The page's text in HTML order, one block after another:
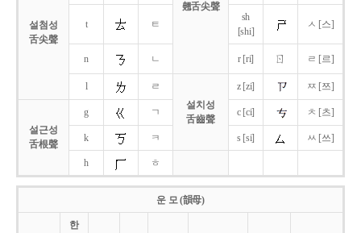
翹舌尖聲
설첨성
舌尖聲
t ㅌ
sh
[shi]
ㅅ [스]
n ㄴ r [ri] ㄖ ㄹ [르]
l
ㄹ
설치성
舌齒聲
z [zi] ㅉ [쯔]
설근성
舌根聲
g ㄱ c [ci] ㅊ [츠]
k ㅋ s [si] ㅆ [쓰]
h ㅎ
운 모 (韻母)
한